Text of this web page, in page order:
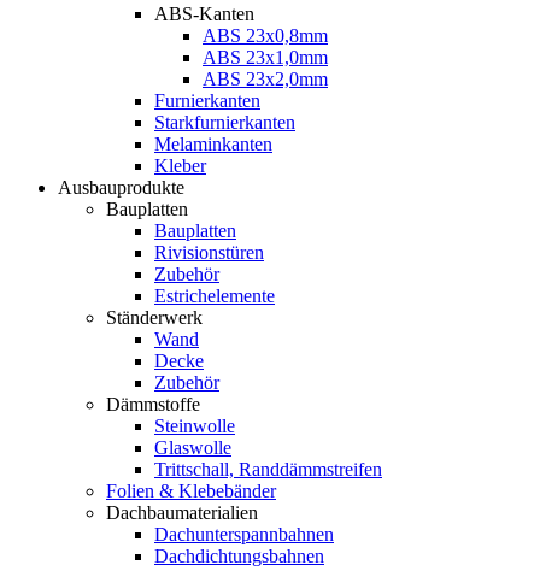
ABS-Kanten
ABS 23x0,8mm
ABS 23x1,0mm
ABS 23x2,0mm
Furnierkanten
Starkfurnierkanten
Melaminkanten
Kleber
Ausbauprodukte
Bauplatten
Bauplatten
Rivisionstüren
Zubehör
Estrichelemente
Ständerwerk
Wand
Decke
Zubehör
Dämmstoffe
Steinwolle
Glaswolle
Trittschall, Randdämmstreifen
Folien & Klebebänder
Dachbaumaterialien
Dachunterspannbahnen
Dachdichtungsbahnen